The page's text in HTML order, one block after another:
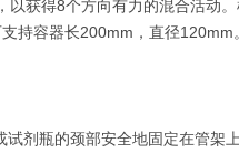
获得8个方向有力的混合活动
持容器长200mm，直径120mm。
剂瓶的颈部安全地固定在管架